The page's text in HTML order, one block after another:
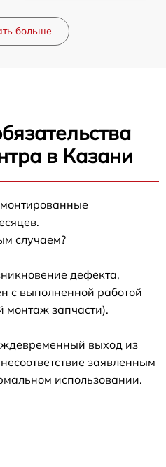
больше
в Казани
случаем?
дефекта,
с выполненной работой
монтаж запчасти).
выход из
заявленным
использовании.